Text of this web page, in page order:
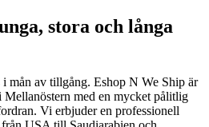
stora och långa
mån av tillgång. Eshop N We Ship är
Mellanöstern med en mycket pålitlig
Vi erbjuder en professionell